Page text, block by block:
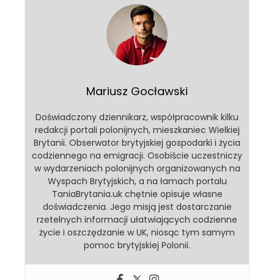
Mariusz Gocławski
Doświadczony dziennikarz, współpracownik kilku
redakcji portali polonijnych, mieszkaniec Wielkiej
Brytanii. Obserwator brytyjskiej gospodarki i życia
codziennego na emigracji. Osobiście uczestniczy
w wydarzeniach polonijnych organizowanych na
Wyspach Brytyjskich, a na łamach portalu
TaniaBrytania.uk chętnie opisuje własne
doświadczenia. Jego misją jest dostarczanie
rzetelnych informacji ułatwiających codzienne
życie i oszczędzanie w UK, niosąc tym samym
pomoc brytyjskiej Polonii.